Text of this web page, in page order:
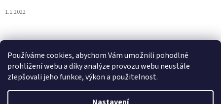
Používáme cookies, abychom Vám umožnili pohodlné
prohlížení webu a díky analýze provozu webu neustále
zlepšovali jeho funkce, výkon a použitelnost.
1.1.2022
0KS /0 KČ